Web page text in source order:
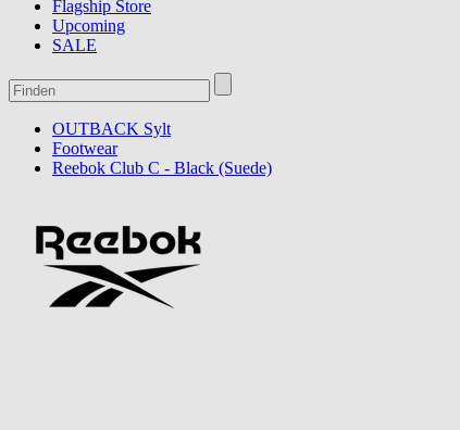
Flagship Store
Upcoming
SALE
OUTBACK Sylt
Footwear
Reebok Club C - Black (Suede)